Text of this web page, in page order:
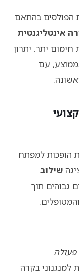
הפולסים בהתאם
אינטליגנטית
יתר. יתרון
קיצור זמן הטיפול ב-40% בממוצע, עם
הופכות למפתח
שילוב
גבוהים תוך
למנגנוני בקרה